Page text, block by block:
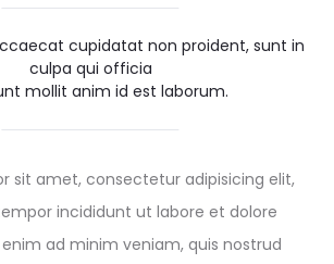
cupidatat non proident, sunt in
culpa qui officia
mollit anim id est laborum.
sit amet, consectetur adipisicing elit,
incididunt ut labore et dolore
ad minim veniam, quis nostrud